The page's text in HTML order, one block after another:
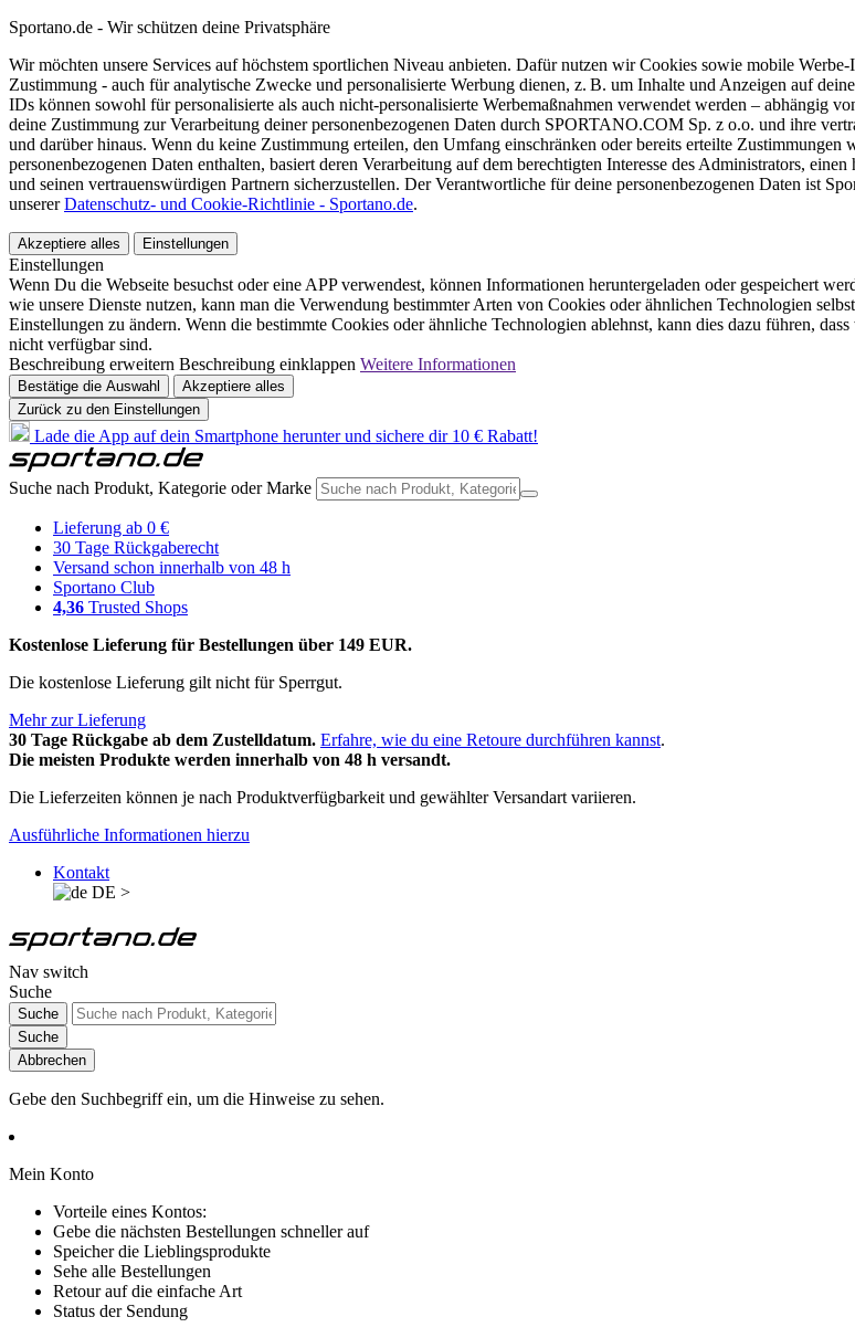
Sportano.de - Wir schützen deine Privatsphäre
Wir möchten unsere Services auf höchstem sportlichen Niveau anbieten. Dafür nutzen wir Cookies sowie mobile
Zustimmung - auch für analytische Zwecke und personalisierte Werbung dienen, z. B. um Inhalte und Anzeigen auf
IDs können sowohl für personalisierte als auch nicht-personalisierte Werbemaßnahmen verwendet werden – abhängig
deine Zustimmung zur Verarbeitung deiner personenbezogenen Daten durch SPORTANO.COM Sp. z o.o. und ihre
und darüber hinaus. Wenn du keine Zustimmung erteilen, den Umfang einschränken oder bereits erteilte
personenbezogenen Daten enthalten, basiert deren Verarbeitung auf dem berechtigten Interesse des Administrators,
und seinen vertrauenswürdigen Partnern sicherzustellen. Der Verantwortliche für deine personenbezogenen Daten ist
unsererDatenschutz- und Cookie-Richtlinie - Sportano.de.
Akzeptiere alles Einstellungen
Einstellungen
Wenn Du die Webseite besuchst oder eine APP verwendest, können Informationen heruntergeladen oder gespeichert
wie unsere Dienste nutzen, kann man die Verwendung bestimmter Arten von Cookies oder ähnlichen Technologien
Einstellungen zu ändern. Wenn die bestimmte Cookies oder ähnliche Technologien ablehnst, kann dies dazu führen,
nicht verfügbar sind.
Beschreibung erweitern Beschreibung einklappen Weitere Informationen
Bestätige die Auswahl
Akzeptiere alles
Zurück zu den Einstellungen
Lade die App auf dein Smartphone herunter und sichere dir 10 € Rabatt!
Suche nach Produkt, Kategorie oder Marke
Lieferung ab 0 €
30 Tage Rückgaberecht
Versand schon innerhalb von 48 h
Sportano Club
4,36 Trusted Shops
Kostenlose Lieferung für Bestellungen über 149 EUR.
Die kostenlose Lieferung gilt nicht für Sperrgut.
Mehr zur Lieferung
30 Tage Rückgabe ab dem Zustelldatum. Erfahre, wie du eine Retoure durchführen kannst.
Die meisten Produkte werden innerhalb von 48 h versandt.
Die Lieferzeiten können je nach Produktverfügbarkeit und gewählter Versandart variieren.
Ausführliche Informationen hierzu
Kontakt
DE >
Nav switch
Suche
Suche
Suche
Abbrechen
Gebe den Suchbegriff ein, um die Hinweise zu sehen.
Mein Konto
Vorteile eines Kontos:
Gebe die nächsten Bestellungen schneller auf
Speicher die Lieblingsprodukte
Sehe alle Bestellungen
Retour auf die einfache Art
Status der Sendung